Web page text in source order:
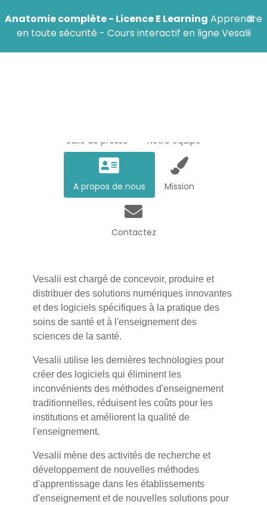
Anatomie complète - Licence E Learning Apprendre
en toute sécurité - Cours interactif en ligne Vesalii
×
Salle de presse Notre équipe
A propos de nous Mission
Contactez
Vesalii est chargé de concevoir, produire et
distribuer des solutions numériques innovantes
et des logiciels spécifiques à la pratique des
soins de santé et à l'enseignement des
sciences de la santé.
Vesalii utilise les dernières technologies pour
créer des logiciels qui éliminent les
inconvénients des méthodes d'enseignement
traditionnelles, réduisent les coûts pour les
institutions et améliorent la qualité de
l'enseignement.
Vesalii mène des activités de recherche et
développement de nouvelles méthodes
d'apprentissage dans les établissements
d'enseignement et de nouvelles solutions pour